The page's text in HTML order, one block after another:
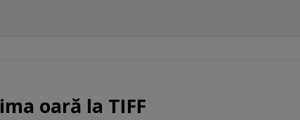
oară la TIFF